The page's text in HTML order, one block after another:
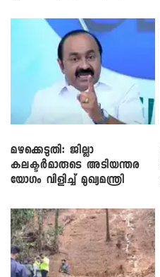
മഴക്കെടുതി: ജില്ലാ
കലക്ടർമാരുടെ അടിയന്തര
യോഗം വിളിച്ച് മുഖ്യമന്ത്രി